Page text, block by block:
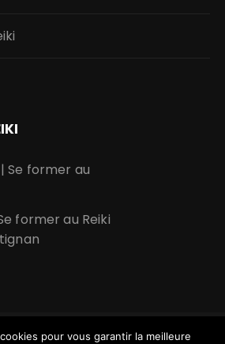
former au Reiki
droits réservés |Politique de
pour vous garantir la meilleure